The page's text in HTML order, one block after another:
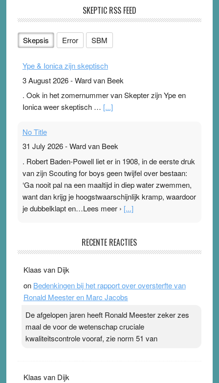
SKEPTIC RSS FEED
Skepsis Error SBM
Ype & Ionica zijn skeptisch
3 August 2026-Ward van Beek
. Ook in het zomernummer van Skepter zijn Ype en
Ionica weer skeptisch … [...]
No Title
31 July 2026-Ward van Beek
. Robert Baden-Powell liet er in 1908, in de eerste druk
van zijn Scouting for boys geen twijfel over bestaan:
‘Ga nooit pal na een maaltijd in diep water zwemmen,
want dan krijg je hoogstwaarschijnlijk kramp, waardoor
je dubbelklapt en…Lees meer › [...]
Ward van Beek
topsporters. Ze hopen ermee hun hartslag te verlagen
terwijl ze meer zuurstof opnemen. Daarop heeft zo’n
pleister geen effect. Maar het gevoel ‘makkelijker te
Pleisterplakkers in de topspsort › [...]
RECENTE REACTIES
Klaas van Dijk
on Bedenkingen bij het rapport over oversterfte van
Ronald Meester en Marc Jacobs
De afgelopen jaren heeft Ronald Meester zeker zes
maal de voor de wetenschap cruciale
kwaliteitscontrole vooraf, zie norm 51 van
Klaas van Dijk